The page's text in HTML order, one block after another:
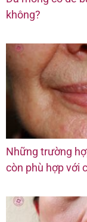
không?
Những trường
còn phù hợp với